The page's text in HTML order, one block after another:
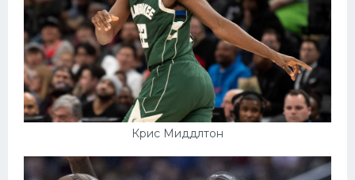
Крис Миддлтон